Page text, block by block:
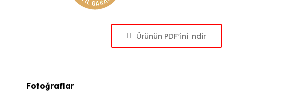
Ürünün PDF'ini indir
Fotoğraflar